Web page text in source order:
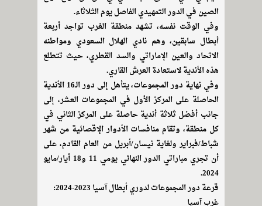
الصين في الدور التمهيدي الفاصل يوم الثلاثاء.
وفي الوقت نفسه، تشهد منطقة الغرب تواجد أربعة
أبطال سابقين، وهم نادي الهلال السعودي ومواطنه
الاتحاد والعين الإماراتي والسد القطري، حيث تتطلع
هذه الأندية لاستعادة العرش القاري.
وفي نهاية دور المجموعات، يتأهل إلى دور الـ16 الأندية
الحاصلة على المركز الأول في المجموعات العشر، إلى
جانب أفضل ثلاثة أندية حاصلة على المركز الثاني في
كل منطقة، وتقام منافسات الأدوار الإقصائية من شهر
شباط/فبراير ولغاية نيسان/أبريل من العام القادم، على
أن تجري مباراتي الدور النهائي يومي 11 و18 أيار/مايو
2024.
قرعة دور المجموعات لدوري أبطال آسيا 2023-2024:
غرب آسيا